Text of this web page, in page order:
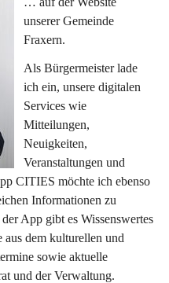
unserer Gemeinde
Fraxern.
Als Bürgermeister lade
ich ein, unsere digitalen
Services wie
Mitteilungen,
Neuigkeiten,
Veranstaltungen und
CITIES möchte ich ebenso
Informationen zu
App gibt es Wissenswertes
aus dem kulturellen und
sowie aktuelle
und der Verwaltung.